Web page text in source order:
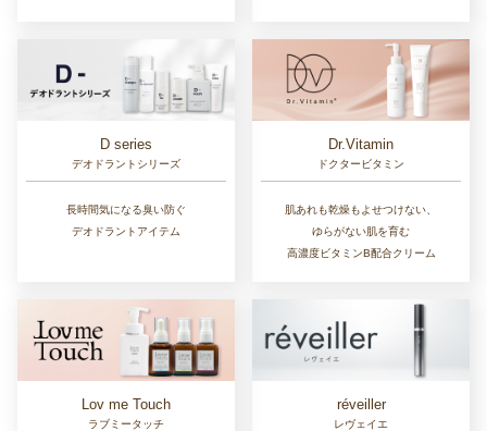
D series
デオドラントシリーズ
長時間気になる臭い防ぐ
デオドラントアイテム
Dr.Vitamin
ドクタービタミン
肌あれも乾燥もよせつけない、
ゆらがない肌を育む
高濃度ビタミンB配合クリーム
Lov me Touch
ラブミータッチ
réveiller
レヴェイエ